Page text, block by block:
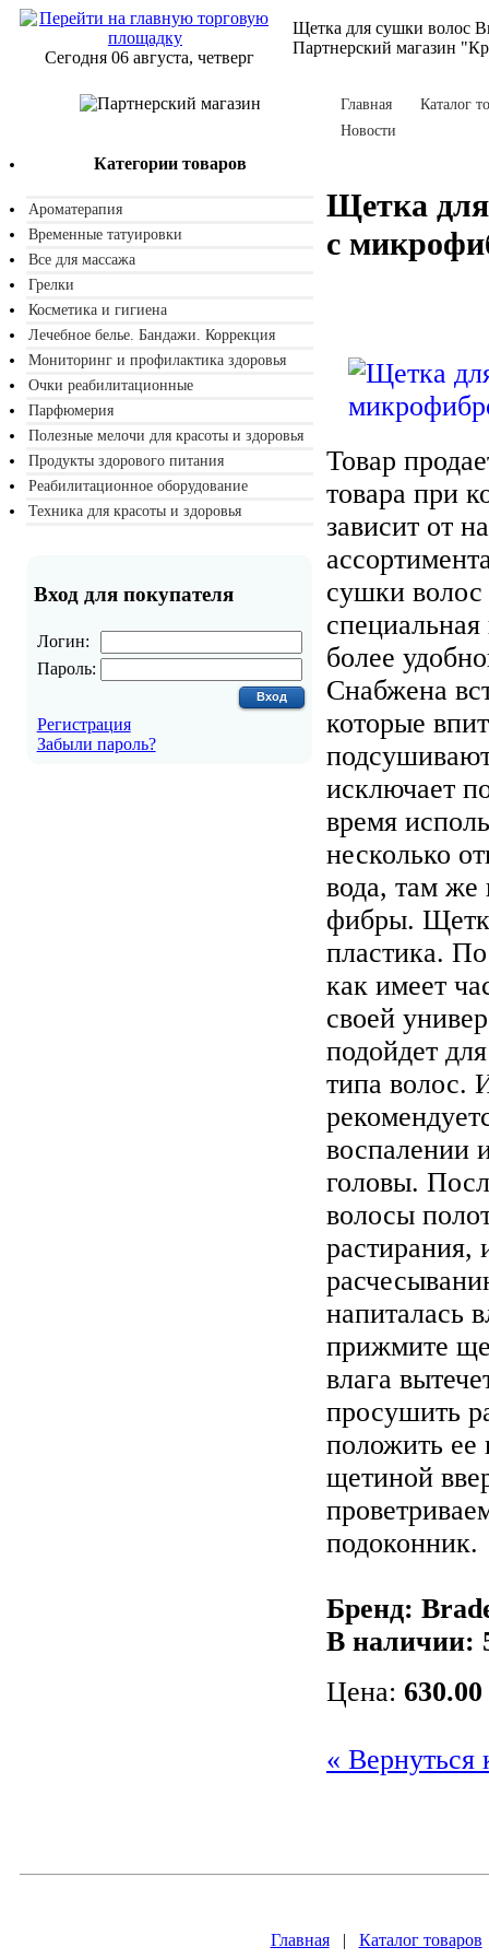
Сегодня 06 августа, четверг
Щетка для сушки волос
Партнерский магазин
Категории товаров
Ароматерапия
Временные татуировки
Все для массажа
Грелки
Косметика и гигиена
Лечебное белье. Бандажи. Коррекция
Мониторинг и профилактика здоровья
Очки реабилитационные
Парфюмерия
Полезные мелочи для красоты и здоровья
Продукты здорового питания
Реабилитационное оборудование
Техника для красоты и здоровья
Вход для покупателя
Логин:
Пароль:
Регистрация
Забыли пароль?
Главная
Каталог
Новости
Щетка
с
Товар
товара при
зависит от
сушки
более
Снабжена
которые
исключает
время
несколько
вода, там же
фибры.
пластика.
как имеет
своей
подойдет
типа волос.
воспалении
головы.
волосы
растирания,
напиталась
прижмите
влага
просушить
положить ее
щетиной
подоконник.
Бренд:
В наличии:
Цена:
« Вернуться
Главная| Каталог товаров